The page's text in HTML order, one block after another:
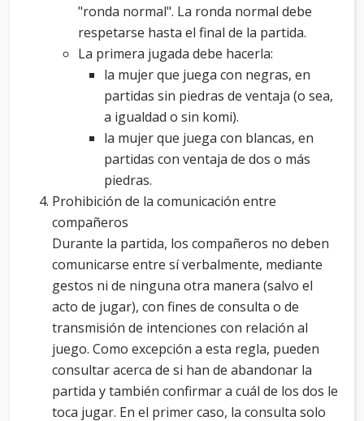
"ronda normal". La ronda normal debe
respetarse hasta el final de la partida.
La primera jugada debe hacerla:
la mujer que juega con negras, en
partidas sin piedras de ventaja (o sea,
a igualdad o sin komi).
la mujer que juega con blancas, en
partidas con ventaja de dos o más
piedras.
Prohibición de la comunicación entre
compañeros
Durante la partida, los compañeros no deben
comunicarse entre sí verbalmente, mediante
gestos ni de ninguna otra manera (salvo el
acto de jugar), con fines de consulta o de
transmisión de intenciones con relación al
juego. Como excepción a esta regla, pueden
consultar acerca de si han de abandonar la
partida y también confirmar a cuál de los dos le
toca jugar. En el primer caso, la consulta solo